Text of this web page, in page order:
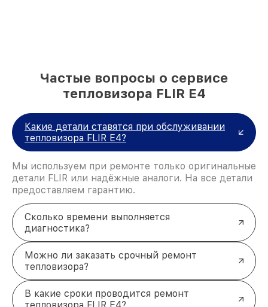
Частые вопросы о сервисе
тепловизора FLIR E4
Какие детали ставятся при обслуживании
тепловизора FLIR E4?
Мы используем при ремонте только оригинальные
детали FLIR или надёжные аналоги. На все детали
предоставляем гарантию.
Сколько времени выполняется
диагностика?
Можно ли заказать срочный ремонт
тепловизора?
В какие сроки проводится ремонт